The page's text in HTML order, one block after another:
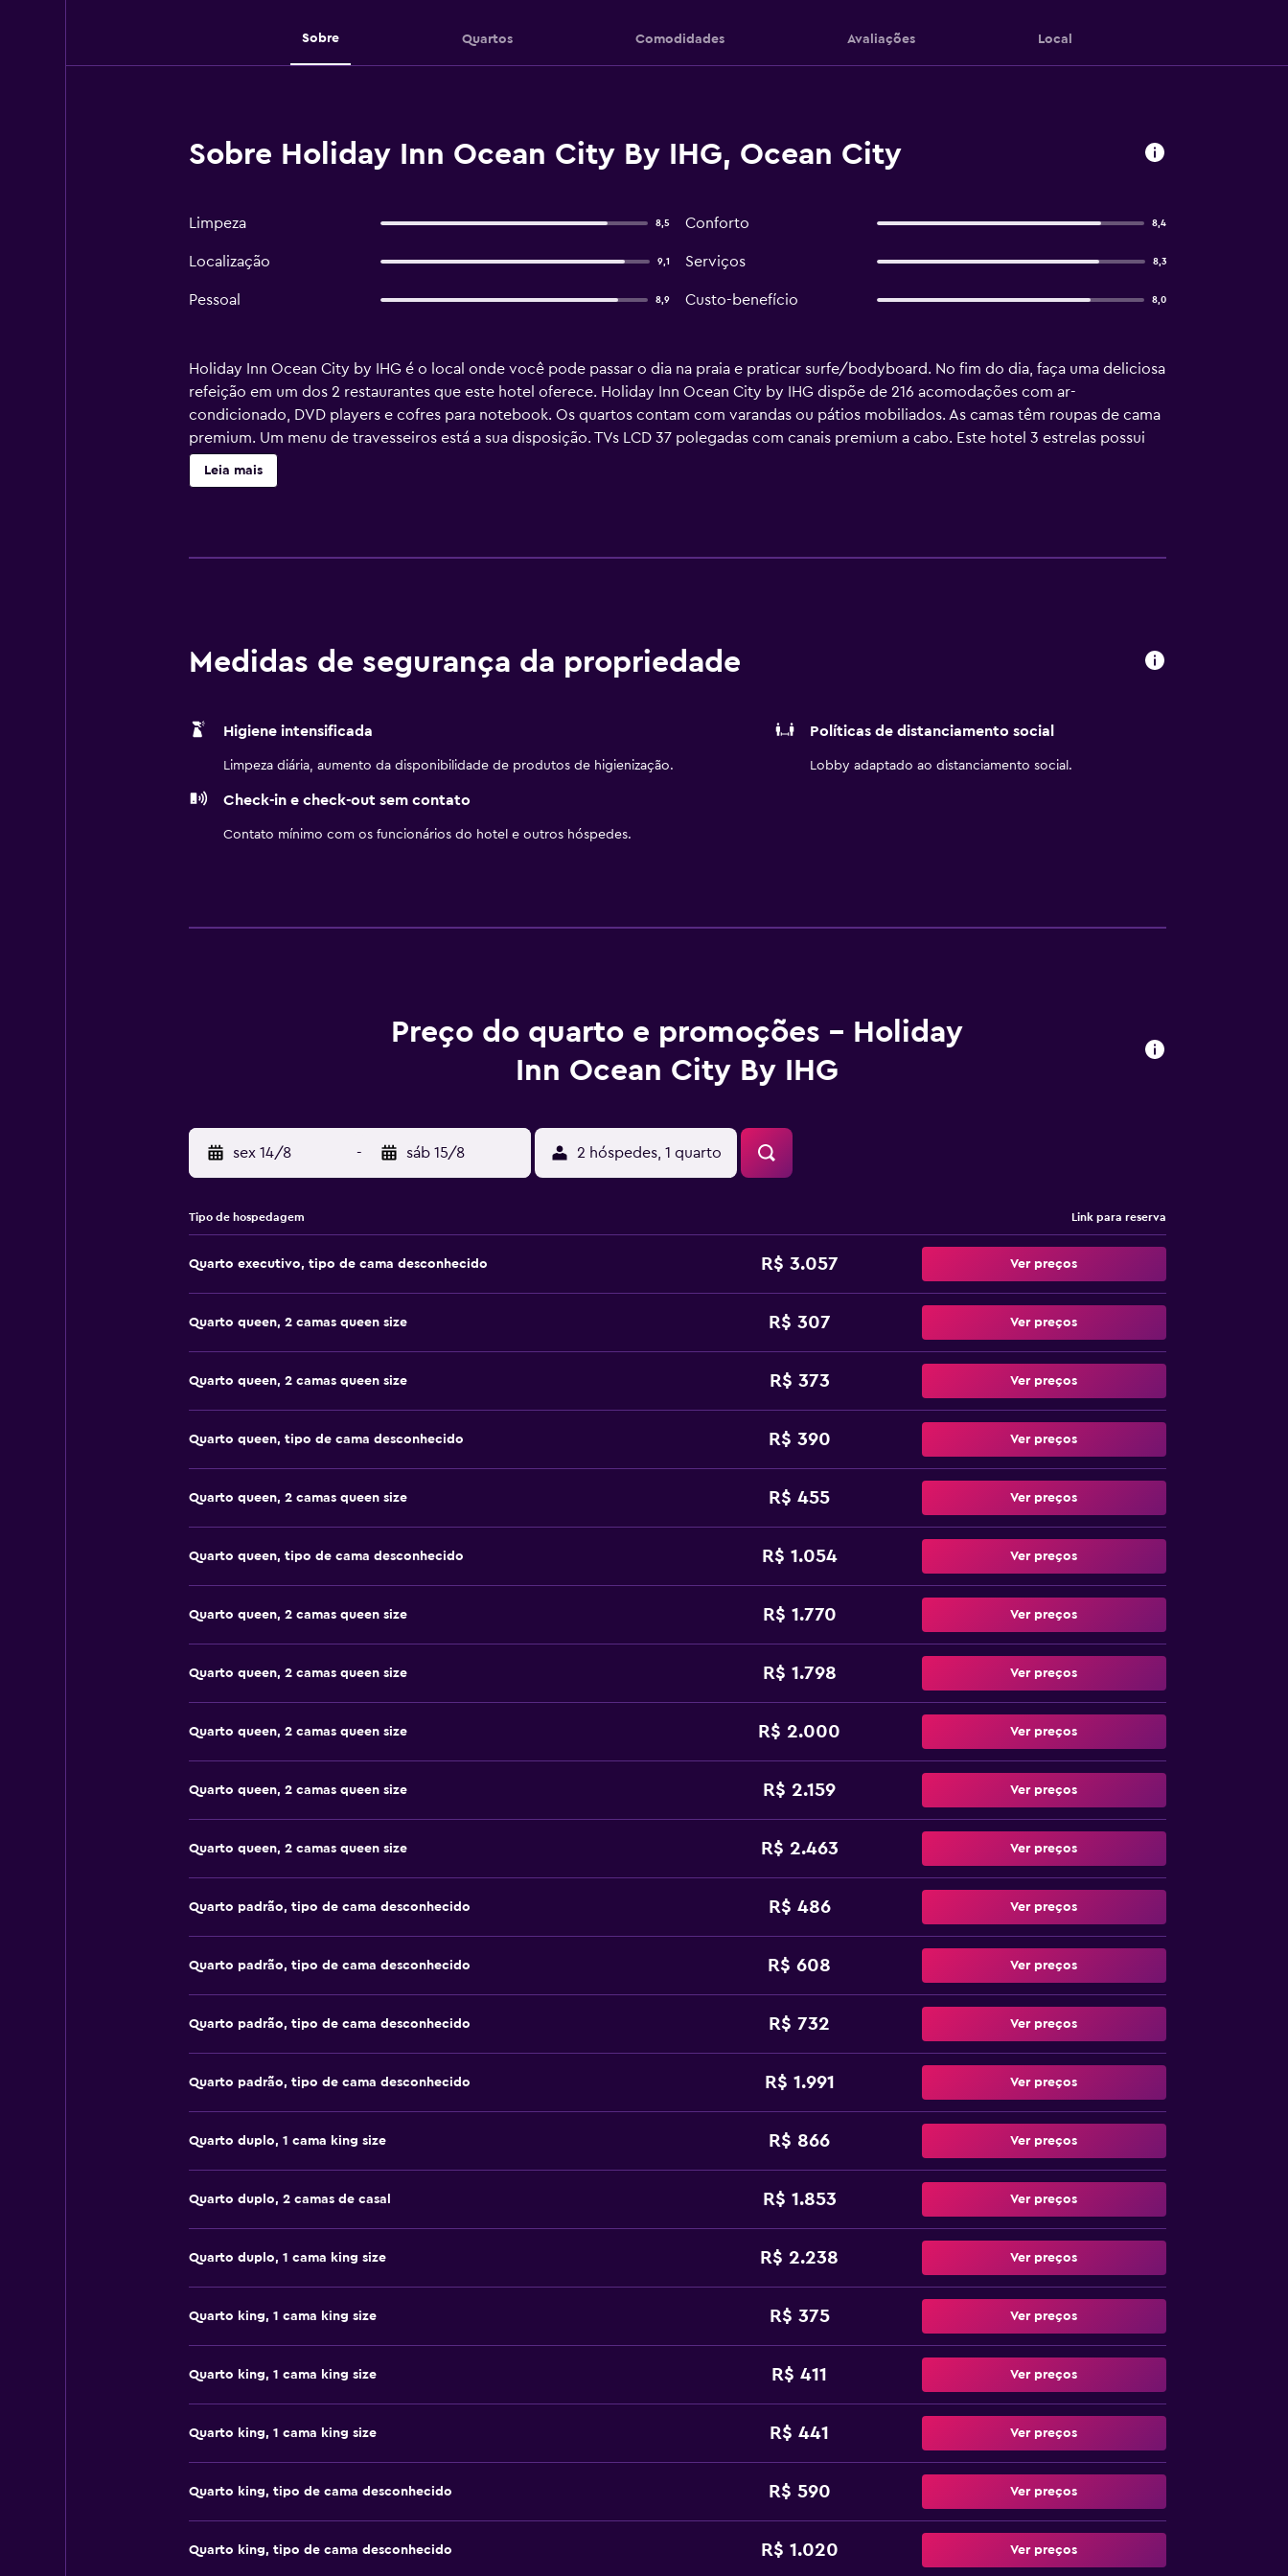
Sobre Quartos Comodidades Avaliações Local
Sobre Holiday Inn Ocean City By IHG, Ocean City
Limpeza 8,5 Conforto 8,4
Localização 9,1 Serviços 8,3
Pessoal 8,9 Custo-benefício 8,0
Holiday Inn Ocean City by IHG é o local onde você pode passar o dia na praia e praticar surfe/bodyboard. No fim do dia, faça uma deliciosa
refeição em um dos 2 restaurantes que este hotel oferece. Holiday Inn Ocean City by IHG dispõe de 216 acomodações com ar-
condicionado, DVD players e cofres para notebook. Os quartos contam com varandas ou pátios mobiliados. As camas têm roupas de cama
premium. Um menu de travesseiros está a sua disposição. TVs LCD 37 polegadas com canais premium a cabo. Este hotel 3 estrelas possui
acomodações com cozinhas americanas com geladeiras, cooktops, micro-ondas e talheres/pratos/utensílios de cozinha. Os banheiros
possuem banheiras ou chuveiros, produtos de toalete de grife, produtos de toalete de cortesia e secadores de cabelo. Os hóspedes
Leia mais
Medidas de segurança da propriedade
Higiene intensificada
Limpeza diária, aumento da disponibilidade de produtos de higienização.
Políticas de distanciamento social
Lobby adaptado ao distanciamento social.
Check-in e check-out sem contato
Contato mínimo com os funcionários do hotel e outros hóspedes.
Preço do quarto e promoções - Holiday
Inn Ocean City By IHG
sex 14/8 - sáb 15/8 2 hóspedes, 1 quarto
Tipo de hospedagem Link para reserva
Quarto executivo, tipo de cama desconhecido R$ 3.057 Ver preços
Quarto queen, 2 camas queen size R$ 307 Ver preços
Quarto queen, 2 camas queen size R$ 373 Ver preços
Quarto queen, tipo de cama desconhecido R$ 390 Ver preços
Quarto queen, 2 camas queen size R$ 455 Ver preços
Quarto queen, tipo de cama desconhecido R$ 1.054 Ver preços
Quarto queen, 2 camas queen size R$ 1.770 Ver preços
Quarto queen, 2 camas queen size R$ 1.798 Ver preços
Quarto queen, 2 camas queen size R$ 2.000 Ver preços
Quarto queen, 2 camas queen size R$ 2.159 Ver preços
Quarto queen, 2 camas queen size R$ 2.463 Ver preços
Quarto padrão, tipo de cama desconhecido R$ 486 Ver preços
Quarto padrão, tipo de cama desconhecido R$ 608 Ver preços
Quarto padrão, tipo de cama desconhecido R$ 732 Ver preços
Quarto padrão, tipo de cama desconhecido R$ 1.991 Ver preços
Quarto duplo, 1 cama king size R$ 866 Ver preços
Quarto duplo, 2 camas de casal R$ 1.853 Ver preços
Quarto duplo, 1 cama king size R$ 2.238 Ver preços
Quarto king, 1 cama king size R$ 375 Ver preços
Quarto king, 1 cama king size R$ 411 Ver preços
Quarto king, 1 cama king size R$ 441 Ver preços
Quarto king, tipo de cama desconhecido R$ 590 Ver preços
Quarto king, tipo de cama desconhecido R$ 1.020 Ver preços